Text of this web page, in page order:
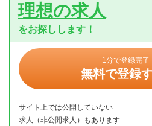
理想の求人
をお探しします！
1分で登録完了
無料で登録
サイト上では公開していない
求人（非公開求人）もあります